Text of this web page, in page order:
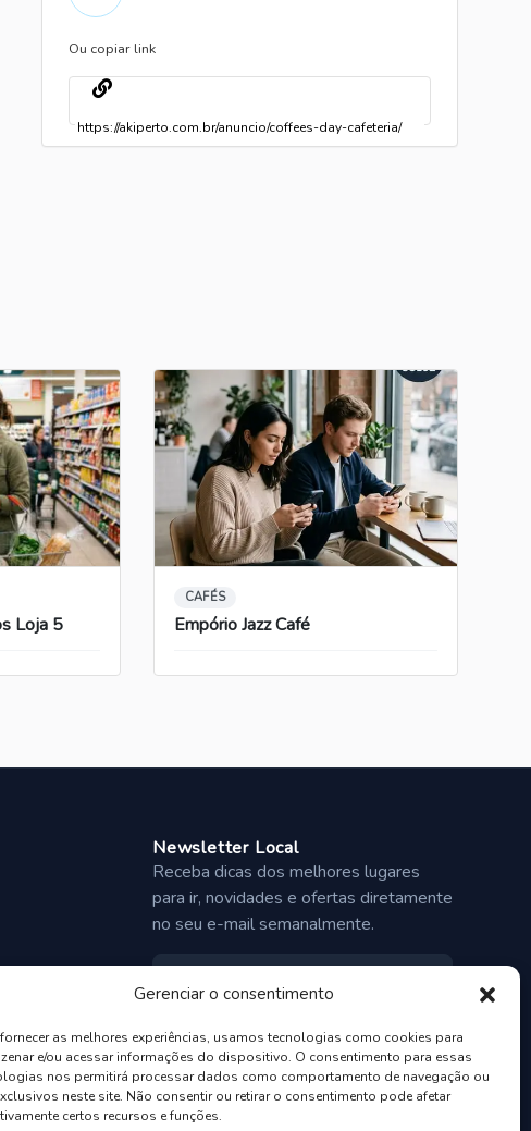
Gerenciar o consentimento
fornecer as melhores experiências, usamos tecnologias como cookies para
e/ou acessar informações do dispositivo. O consentimento para essas
nos permitirá processar dados como comportamento de navegação ou
neste site. Não consentir ou retirar o consentimento pode afetar
certos recursos e funções.
Ou copiar link
Loja 5
CAFÉS
Empório Jazz Café
Newsletter Local
Receba dicas dos melhores lugares
para ir, novidades e ofertas diretamente
no seu e-mail semanalmente.